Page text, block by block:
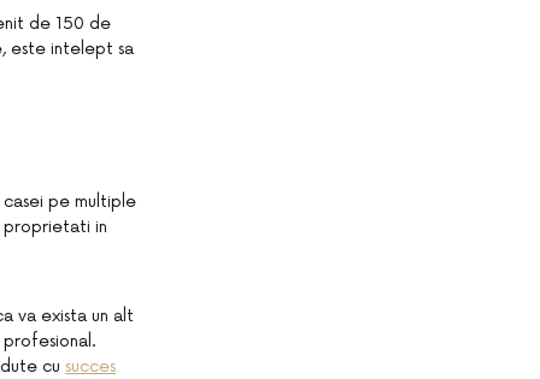
de 150 de
este intelept sa
pe multiple
proprietati in
va exista un alt
cu succes